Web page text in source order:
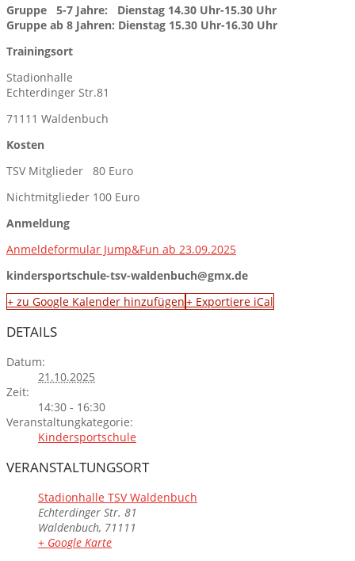
Gruppe 5-7 Jahre: Dienstag 14.30 Uhr-15.30 Uhr
Gruppe ab 8 Jahren: Dienstag 15.30 Uhr-16.30 Uhr
Trainingsort
Stadionhalle
Echterdinger Str.81
71111 Waldenbuch
Kosten
TSV Mitglieder 80 Euro
Nichtmitglieder 100 Euro
Anmeldung
Anmeldeformular Jump&Fun ab 23.09.2025
kindersportschule-tsv-waldenbuch@gmx.de
+ zu Google Kalender hinzufügen+ Exportiere iCal
DETAILS
Datum:
21.10.2025
Zeit:
14:30 - 16:30
Veranstaltungkategorie:
Kindersportschule
VERANSTALTUNGSORT
Stadionhalle TSV Waldenbuch
Echterdinger Str. 81
Waldenbuch, 71111
+ Google Karte